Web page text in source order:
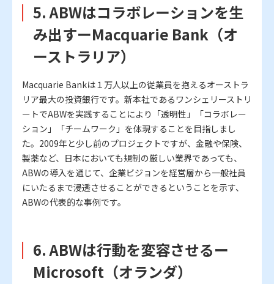
5. ABWはコラボレーションを生
み出すーMacquarie Bank（オ
ーストラリア）
Macquarie Bankは１万人以上の従業員を抱えるオーストラ
リア最大の投資銀行です。新本社であるワンシェリーストリ
ートでABWを実践することにより「透明性」「コラボレー
ション」「チームワーク」を体現することを目指しまし
た。2009年と少し前のプロジェクトですが、金融や保険、
製薬など、日本においても規制の厳しい業界であっても、
ABWの導入を通じて、企業ビジョンを経営層から一般社員
にいたるまで浸透させることができるということを示す、
ABWの代表的な事例です。
6. ABWは行動を変容させるー
Microsoft（オランダ）